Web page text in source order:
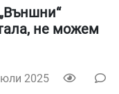
не можем
2025